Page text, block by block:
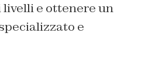
e ottenere un
e